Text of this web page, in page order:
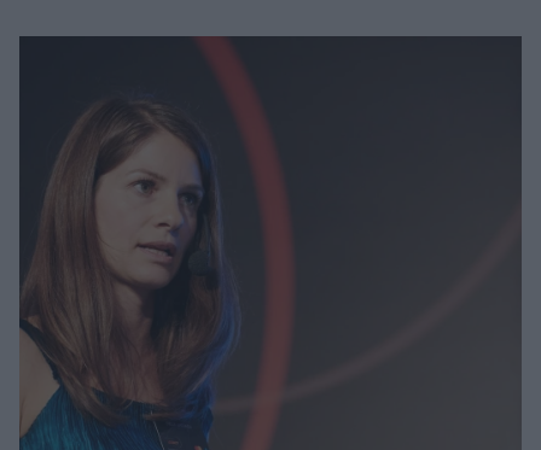
Ψυχολογία
Υγεία + Διατροφή
Σχέσεις & Σεξ
Woman Power
Parenting
Working Girl
Real Women